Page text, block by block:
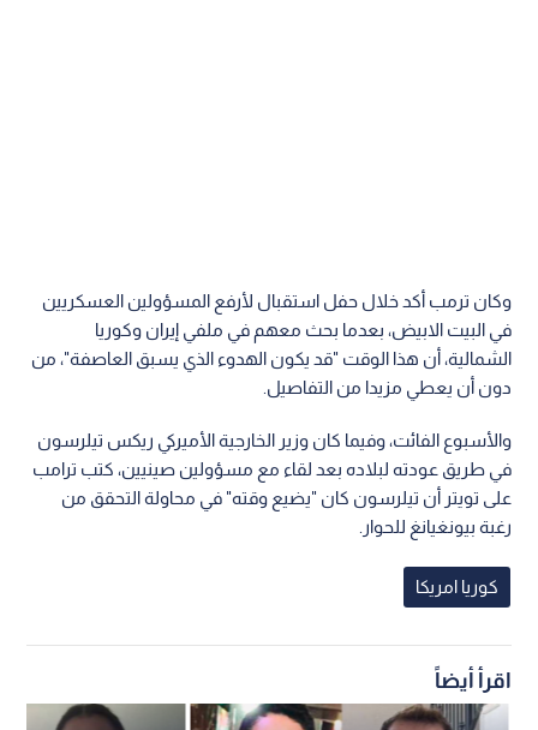
وكان ترمب أكد خلال حفل استقبال لأرفع المسؤولين العسكريين
في البيت الابيض، بعدما بحث معهم في ملفي إيران وكوريا
الشمالية، أن هذا الوقت "قد يكون الهدوء الذي يسبق العاصفة"، من
دون أن يعطي مزيدا من التفاصيل.
والأسبوع الفائت، وفيما كان وزير الخارجية الأميركي ريكس تيلرسون
في طريق عودته لبلاده بعد لقاء مع مسؤولين صينيين، كتب ترامب
على تويتر أن تيلرسون كان "يضيع وقته" في محاولة التحقق من
رغبة بيونغيانغ للحوار.
كوريا امريكا
اقرأ أيضاً